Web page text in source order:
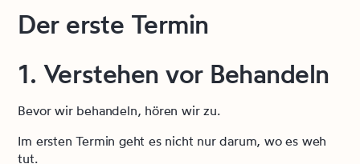
Der erste Termin
1. Verstehen vor Behandeln
Bevor wir behandeln, hören wir zu.
Im ersten Termin geht es nicht nur darum, wo es weh
tut.